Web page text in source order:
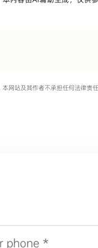
网站及其作者不承担任何法律责任